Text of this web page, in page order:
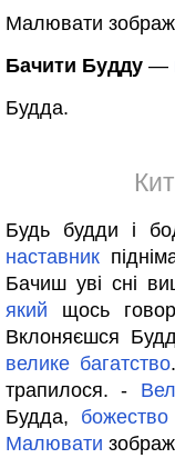
Малювати
Бачити Будду —
Будда.
Будь будди і
наставник
Бачиш уві сні
який щось
Вклоняєшся
велике багатство
трапилося. -
Будда, божество
Малювати